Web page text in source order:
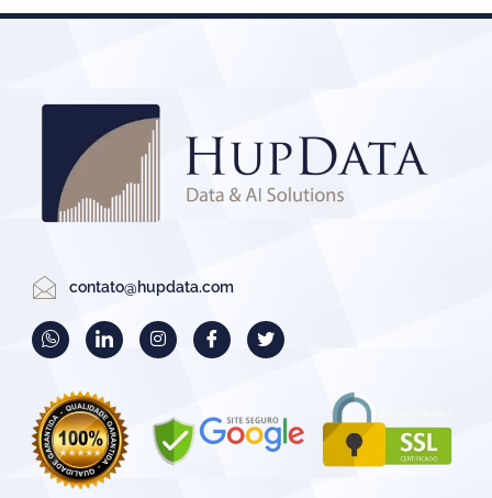
contato@hupdata.com